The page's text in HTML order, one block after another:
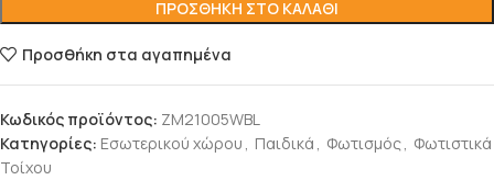
ΠΡΟΣΘΉΚΗ ΣΤΟ ΚΑΛΆΘΙ
Προσθήκη στα αγαπημένα
Κωδικός προϊόντος: ZM21005WBL
Κατηγορίες: Εσωτερικού χώρου , Παιδικά , Φωτισμός, Φωτιστικά
Τοίχου